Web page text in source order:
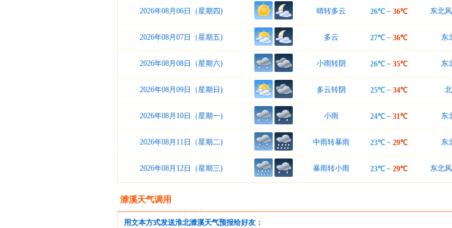
2026年08月06日（星期四) 晴转多云 26℃~ 36℃ 东北
2026年08月07日（星期五) 多云 27℃~ 36℃ 东
2026年08月08日（星期六) 小雨转阴 26℃~ 35℃ 东
2026年08月09日（星期日) 多云转阴 25℃~ 34℃
2026年08月10日（星期一) 小雨 24℃~ 31℃ 东
2026年08月11日（星期二) 中雨转暴雨 23℃~ 29℃ 东
2026年08月12日（星期三) 暴雨转小雨 23℃~ 29℃ 东北
濉溪天气调用
用文本方式发送淮北濉溪天气预报给好友：